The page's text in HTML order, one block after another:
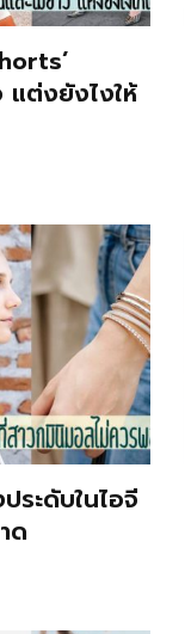
แต่งยังไงให้
ระดับในไอจี
ด